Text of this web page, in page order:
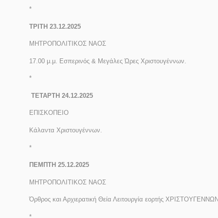
*
ΤΡΙΤΗ 23.12.2025
ΜΗΤΡΟΠΟΛΙΤΙΚΟΣ ΝΑΟΣ
17.00 μ.μ. Εσπερινός & Μεγάλες Ώρες Χριστουγέννων.
*
ΤΕΤΑΡΤΗ 24.12.2025
ΕΠΙΣΚΟΠΕΙΟ
Κάλαντα Χριστουγέννων.
*
ΠΕΜΠΤΗ 25.12.2025
ΜΗΤΡΟΠΟΛΙΤΙΚΟΣ ΝΑΟΣ
Όρθρος και Αρχιερατική Θεία Λειτουργία εορτής